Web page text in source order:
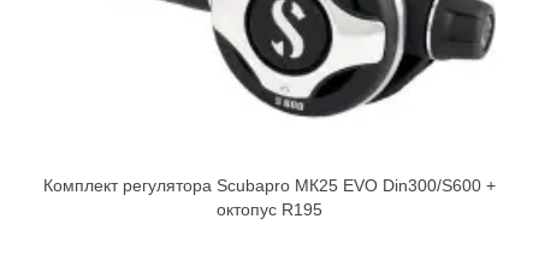
Комплект регулятора Scubapro МК25 EVO Din300/S600 +
октопус R195